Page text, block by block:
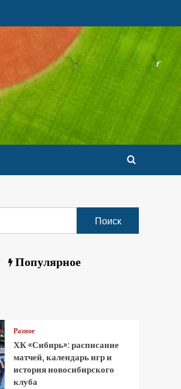
Популярное
Разное
ХК «Сибирь»: расписание
матчей, календарь игр и
история новосибирского
клуба